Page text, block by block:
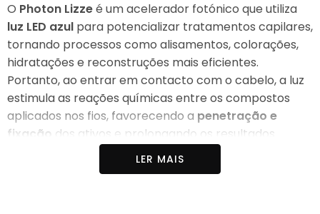
O Photon Lizzeé um acelerador fotónico que utiliza
luz LED azul para potencializar tratamentos capilares,
tornando processos como alisamentos, colorações,
hidratações e reconstruções mais eficientes.
Portanto, ao entrar em contacto com o cabelo, a luz
estimula as reações químicas entre os compostos
aplicados nos fios, favorecendo a penetração e
fixação dos ativos e prolongando os resultados.
Além disso, trabalha com luz fria
LER MAIS